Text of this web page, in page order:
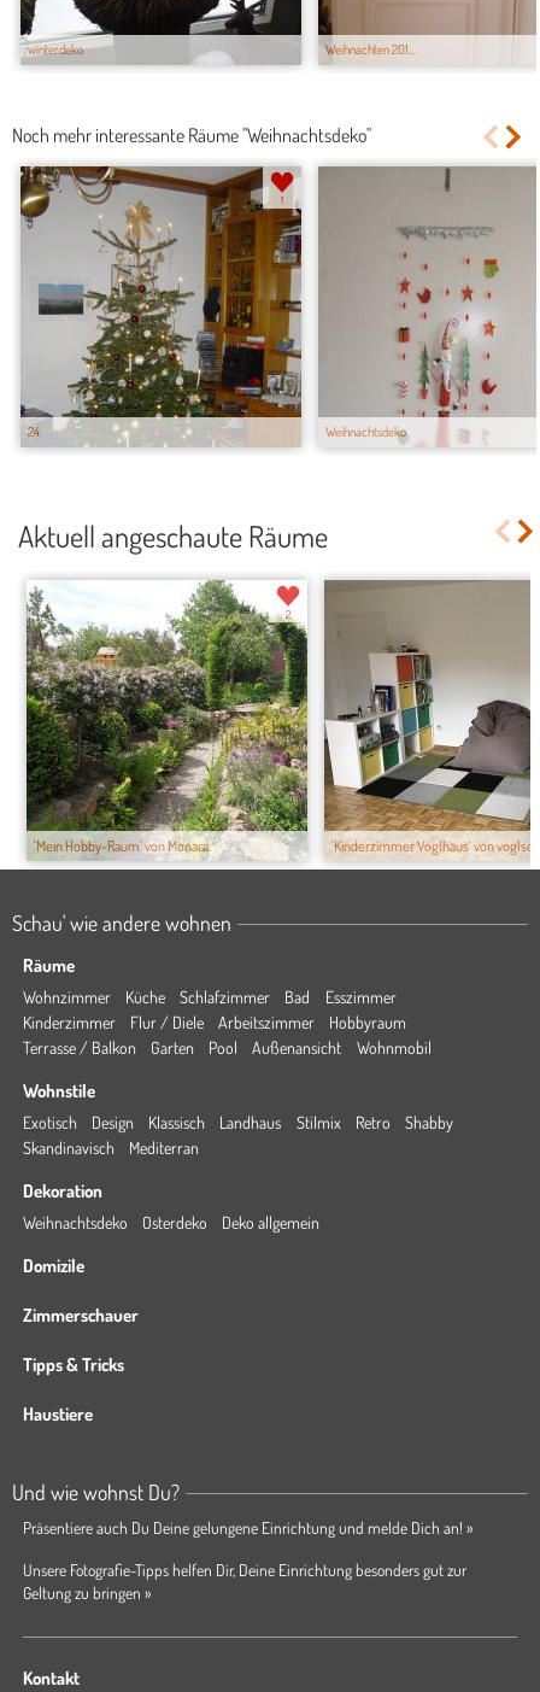
winterdeko Weihnachten 201...
Noch mehr interessante Räume "Weihnachtsdeko"
24
1
Weihnachtsdeko
Aktuell angeschaute Räume
'Mein Hobby-Raum' von Monara
2
'Kinderzimmer Voglhaus' von
Schau' wie andere wohnen
Räume
Wohnzimmer Küche Schlafzimmer Bad
Esszimmer
Kinderzimmer
Flur / Diele Arbeitszimmer
Hobbyraum
Terrasse / Balkon
Garten Pool Außenansicht Wohnmobil
Wohnstile
Exotisch Design Klassisch Landhaus Stilmix Retro
Shabby
Skandinavisch
Mediterran
Dekoration
Weihnachtsdeko Osterdeko Deko allgemein
Domizile
Zimmerschauer
Tipps & Tricks
Haustiere
Und wie wohnst Du?
Präsentiere auch Du Deine gelungene Einrichtung und melde Dich an! »
Unsere Fotografie-Tipps helfen Dir, Deine Einrichtung besonders gut zur
Geltung zu bringen »
Kontakt